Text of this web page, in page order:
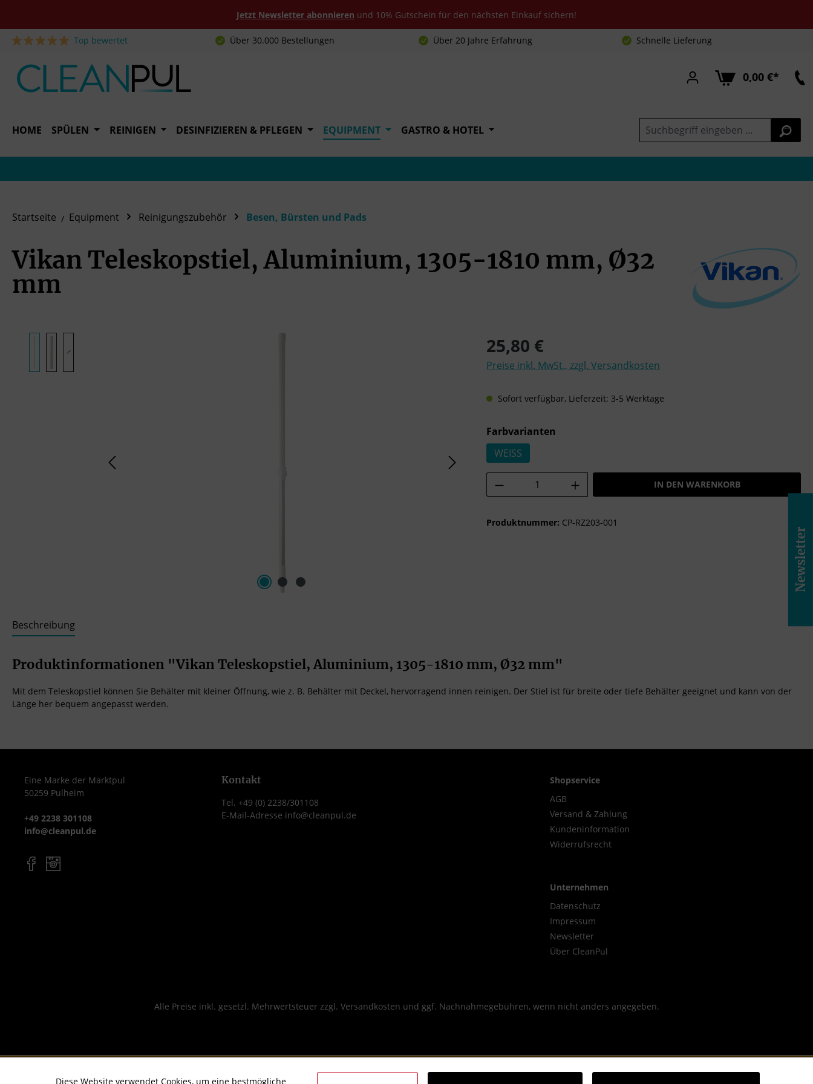
Hauptinhalt springen
Zur Suche springen
Zur Hauptnavigation springen
Top bewertet Über 30.000 Bestellungen Über 20 Jahre Erfahrung Schnelle Lieferung
0,00 €*
HOME SPÜLEN REINIGEN DESINFIZIEREN & PFLEGEN EQUIPMENT GASTRO & HOTEL
Startseite Equipment Reinigungszubehör Besen, Bürsten und Pads
Vikan Teleskopstiel, Aluminium, 1305-1810 mm, Ø32
mm
Regulärer Preis:
25,80 €
Preise inkl. MwSt., zzgl. Versandkosten
Sofort verfügbar, Lieferzeit: 3-5 Werktage
Farbvarianten
WEISS
Produkt Anzahl: Gib den gewünschten Wert
IN DEN WARENKORB
Produktnummer: CP-RZ203-001
Beschreibung
Produktinformationen "Vikan Teleskopstiel, Aluminium, 1305-1810 mm, Ø32 mm"
Mit dem Teleskopstiel können Sie Behälter mit kleiner Öffnung, wie z. B. Behälter mit Deckel, hervorragend innen reinigen. Der Stiel ist für breite oder tiefe Behälter geeignet und kann von der
Länge her bequem angepasst werden.
Eine Marke der Marktpul
50259 Pulheim
+49 2238 301108
info@cleanpul.de
Kontakt
Tel. +49 (0) 2238/301108
E-Mail-Adresse info@cleanpul.de
Shopservice
AGB
Versand & Zahlung
Kundeninformation
Widerrufsrecht
Unternehmen
Datenschutz
Impressum
Newsletter
Über CleanPul
Alle Preise inkl. gesetzl. Mehrwertsteuer zzgl. Versandkosten und ggf. Nachnahmegebühren, wenn nicht anders angegeben.
Newsletter
Jetzt Newsletter abonnieren und 10% Gutschein für den nächsten Einkauf sichern!
Diese Website verwendet Cookies, um eine bestmögliche